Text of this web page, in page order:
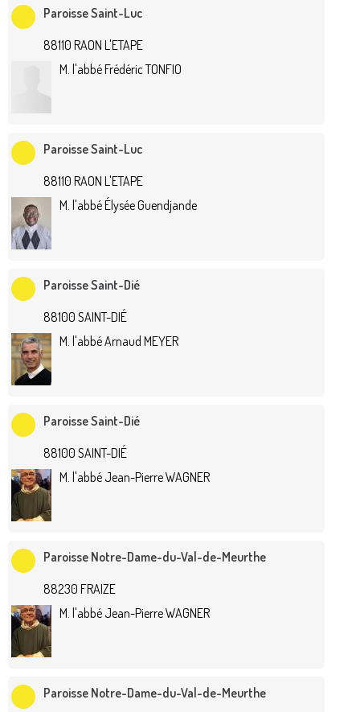
Paroisse Saint-Luc
88110 RAON L'ETAPE
M. l'abbé Frédéric TONFIO
Paroisse Saint-Luc
88110 RAON L'ETAPE
M. l'abbé Élysée Guendjande
Paroisse Saint-Dié
88100 SAINT-DIÉ
M. l'abbé Arnaud MEYER
Paroisse Saint-Dié
88100 SAINT-DIÉ
M. l'abbé Jean-Pierre WAGNER
Paroisse Notre-Dame-du-Val-de-Meurthe
88230 FRAIZE
M. l'abbé Jean-Pierre WAGNER
Paroisse Notre-Dame-du-Val-de-Meurthe